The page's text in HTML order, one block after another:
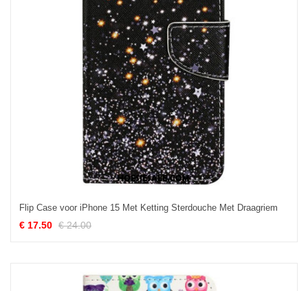
Flip Case voor iPhone 15 Met Ketting Sterdouche Met Draagriem
€ 17.50 € 24.00